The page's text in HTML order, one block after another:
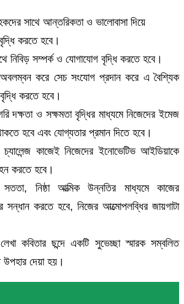
সাথে আন্তরিকতা ও ভালোবাসা দিয়ে
করতে হবে।
নিবিড় সম্পর্ক ও যোগাযোগ বৃদ্ধি করতে হবে।
করে সেচ সংযোগ প্রদান করে এ বৈশ্যিক
করতে হবে।
দক্ষতা ও সক্ষমতা বৃদ্ধির মাধ্যমে নিজেদের ইমেজ
হবে এবং যোগ্যতার প্রমান দিতে হবে।
কাজেই নিজেদের ইনোভেটিভ আইডিয়াকে
করতে হবে।
নিষ্ঠা আত্মিক উন্নতির মাধ্যমে কাজের
করতে হবে, নিজের আত্মোপলব্ধির জায়গাটা
কবিতার ছন্দে একটি সুভেচ্ছা স্মারক সম্বলিত
উপহার দেয়া হয়।